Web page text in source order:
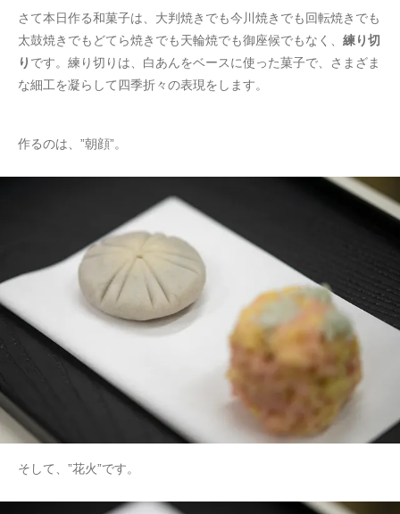
さて本日作る和菓子は、大判焼きでも今川焼きでも回転焼きでも
太鼓焼きでもどてら焼きでも天輪焼でも御座候でもなく、 練り切
り です。練り切りは、白あんをベースに使った菓子で、さまざま
な細工を凝らして四季折々の表現をします。
作るのは、”朝顔”。
そして、”花火”です。